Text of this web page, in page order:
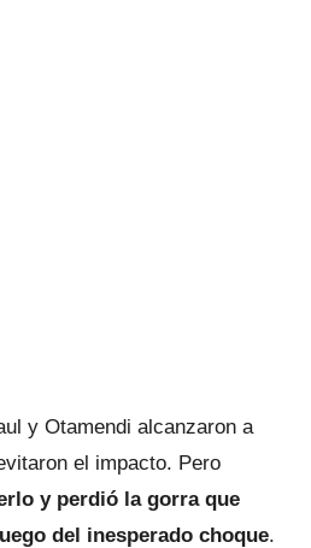
y Otamendi alcanzaron a
el impacto. Pero
y perdió la gorra que
del inesperado choque.